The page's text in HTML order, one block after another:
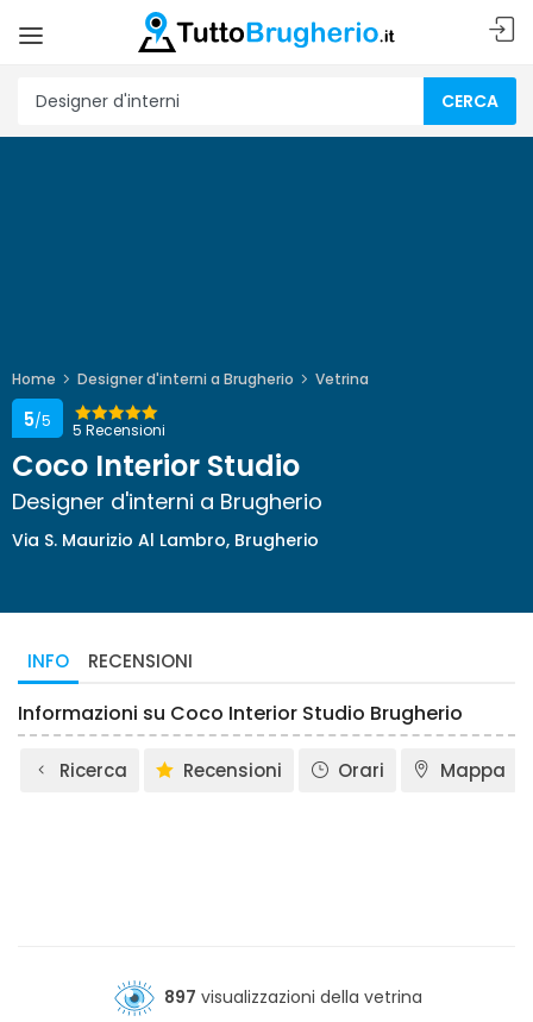
CERCA
Home Designer d'interni a Brugherio Vetrina
5 Recensioni
5/5
Coco Interior Studio
Designer d'interni a Brugherio
Via S. Maurizio Al Lambro, Brugherio
INFO RECENSIONI
Informazioni su Coco Interior Studio Brugherio
Ricerca Recensioni Orari Mappa
897 visualizzazioni della vetrina